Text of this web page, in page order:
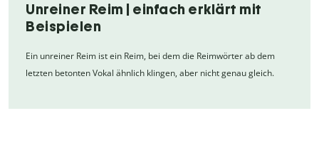
Unreiner Reim | einfach erklärt mit
Beispielen
Ein unreiner Reim ist ein Reim, bei dem die Reimwörter ab dem
letzten betonten Vokal ähnlich klingen, aber nicht genau gleich.